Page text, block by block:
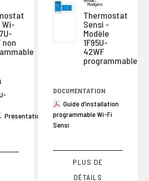
Wi-
non
Présentation
Thermostat
Sensi -
Modèle
1F95U-
42WF
programmable
DOCUMENTATION
Guide d’installation
programmable Wi-Fi
Sensi
PLUS DE
DÉTAILS